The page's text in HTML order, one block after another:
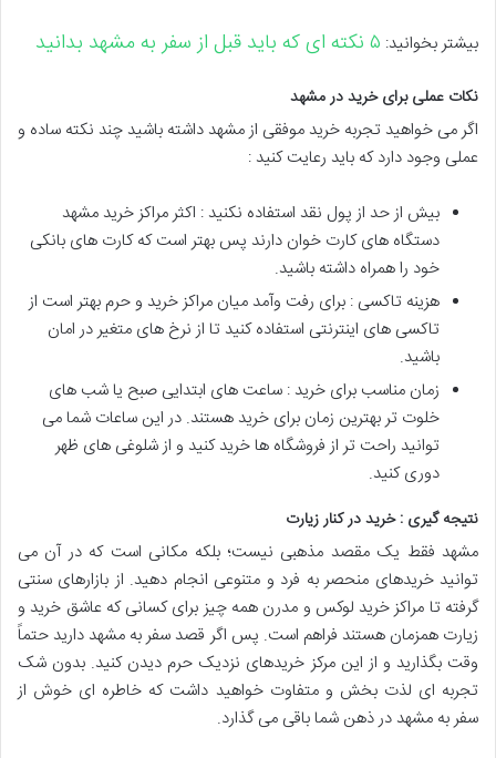
بیشتر بخوانید: ۵ نکته ای که باید قبل از سفر به مشهد بدانید
نکات عملی برای خرید در مشهد
اگر می خواهید تجربه خرید موفقی از مشهد داشته باشید چند نکته ساده و
عملی وجود دارد که باید رعایت کنید :
بیش از حد از پول نقد استفاده نکنید : اکثر مراکز خرید مشهد
دستگاه های کارت خوان دارند پس بهتر است که کارت های بانکی
خود را همراه داشته باشید.
هزینه تاکسی : برای رفت وآمد میان مراکز خرید و حرم بهتر است از
تاکسی های اینترنتی استفاده کنید تا از نرخ های متغیر در امان
باشید.
زمان مناسب برای خرید : ساعت های ابتدایی صبح یا شب های
خلوت تر بهترین زمان برای خرید هستند. در این ساعات شما می
توانید راحت تر از فروشگاه ها خرید کنید و از شلوغی های ظهر
دوری کنید.
نتیجه گیری : خرید در کنار زیارت
مشهد فقط یک مقصد مذهبی نیست؛ بلکه مکانی است که در آن می
توانید خریدهای منحصر به فرد و متنوعی انجام دهید. از بازارهای سنتی
گرفته تا مراکز خرید لوکس و مدرن همه چیز برای کسانی که عاشق خرید و
زیارت همزمان هستند فراهم است. پس اگر قصد سفر به مشهد دارید حتماً
وقت بگذارید و از این مرکز خریدهای نزدیک حرم دیدن کنید. بدون شک
تجربه ای لذت بخش و متفاوت خواهید داشت که خاطره ای خوش از
سفر به مشهد در ذهن شما باقی می گذارد.